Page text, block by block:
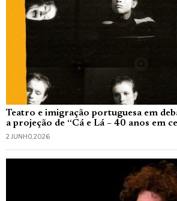
Teatro e imigração portuguesa em
a projeção de “Cá e Lá – 40 anos em
2 JUNHO, 2026